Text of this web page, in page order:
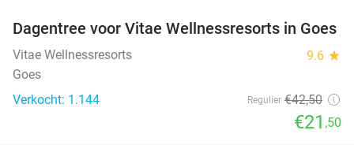
49%
Dagentree voor Vitae Wellnessresorts in Goes
Vitae Wellnessresorts 9.6 star
Goes
Verkocht: 1.144
Regulier €42,50
€21 ,50